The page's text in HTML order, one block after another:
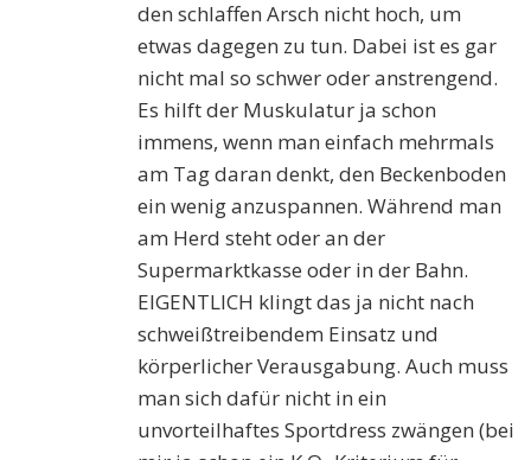
den schlaffen Arsch nicht hoch, um
etwas dagegen zu tun. Dabei ist es gar
nicht mal so schwer oder anstrengend.
Es hilft der Muskulatur ja schon
immens, wenn man einfach mehrmals
am Tag daran denkt, den Beckenboden
ein wenig anzuspannen. Während man
am Herd steht oder an der
Supermarktkasse oder in der Bahn.
EIGENTLICH klingt das ja nicht nach
schweißtreibendem Einsatz und
körperlicher Verausgabung. Auch muss
man sich dafür nicht in ein
unvorteilhaftes Sportdress zwängen (bei